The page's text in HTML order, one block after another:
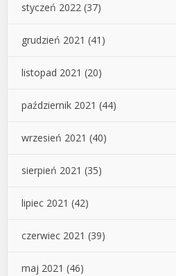
styczeń 2022 (37)
grudzień 2021 (41)
listopad 2021 (20)
październik 2021 (44)
wrzesień 2021 (40)
sierpień 2021 (35)
lipiec 2021 (42)
czerwiec 2021 (39)
maj 2021 (46)